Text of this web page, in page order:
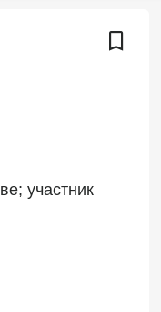
участник